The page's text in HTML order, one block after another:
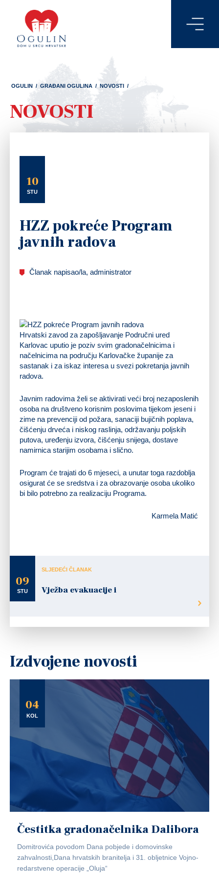
OGULIN / GRAĐANI OGULINA / NOVOSTI /
NOVOSTI
10
STU
HZZ pokreće Program
javnih radova
Članak napisao/la, administrator
Hrvatski zavod za zapošljavanje Područni ured
Karlovac uputio je poziv svim gradonačelnicima i
načelnicima na području Karlovačke županije za
sastanak i za iskaz interesa u svezi pokretanja javnih
radova.
Javnim radovima želi se aktivirati veći broj nezaposlenih
osoba na društveno korisnim poslovima tijekom jeseni i
zime na prevenciji od požara, sanaciji bujičnih poplava,
čišćenju drveća i niskog raslinja, održavanju poljskih
putova, uređenju izvora, čišćenju snijega, dostave
namirnica starijim osobama i slično.
Program će trajati do 6 mjeseci, a unutar toga razdoblja
osigurat će se sredstva i za obrazovanje osoba ukoliko
bi bilo potrebno za realizaciju Programa.
Karmela Matić
09
STU
SLJEDEĆI ČLANAK
Vježba evakuacije i
Izdvojene novosti
04
KOL
Čestitka gradonačelnika Dalibora
Domitrovića povodom Dana pobjede i domovinske
zahvalnosti,Dana hrvatskih branitelja i 31. obljetnice Vojno-
redarstvene operacije „Oluja“